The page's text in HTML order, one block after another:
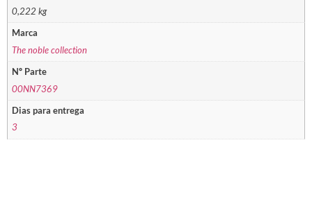
0,222 kg
Marca
The noble collection
Nº Parte
00NN7369
Dias para entrega
3